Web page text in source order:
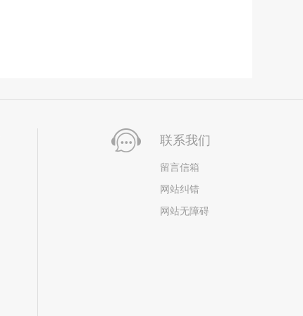
联系我们
留言信箱
网站纠错
网站无障碍